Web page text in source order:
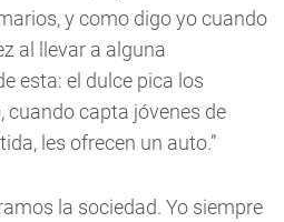
y como digo yo cuando
al llevar a alguna
esta: el dulce pica los
cuando capta jóvenes de
les ofrecen un auto.”
la sociedad. Yo siempre